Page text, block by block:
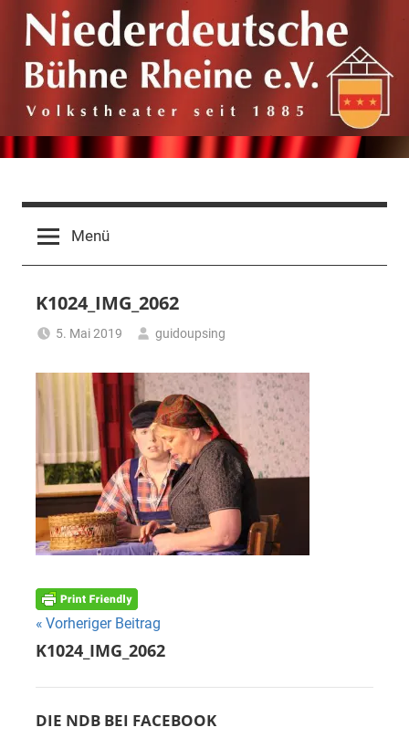
Zum
Inhalt
springen
Niederdeutsche
Bühne
Rheine
e.V.
1885
Menü
K1024_IMG_2062
5. Mai 2019 guidoupsing
Beitragsnavigation
Vorheriger Beitrag
K1024_IMG_2062
DIE NDB BEI FACEBOOK